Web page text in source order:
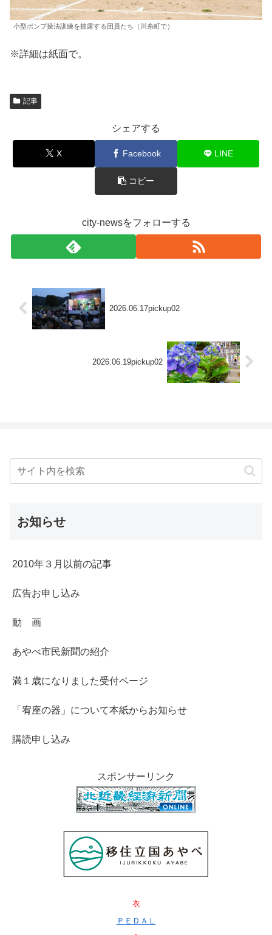
小型ポンプ操法訓練を披露する団員たち（川糸町で）
※詳細は紙面で。
記事
シェアする
X Facebook LINE
コピー
city-newsをフォローする
2026.06.17pickup02
2026.06.19pickup02
お知らせ
2010年３月以前の記事
広告お申し込み
動 画
あやべ市民新聞の紹介
満１歳になりました受付ページ
「宥座の器」について本紙からお知らせ
購読申し込み
スポンサーリンク
衣
ＰＥＤＡＬ